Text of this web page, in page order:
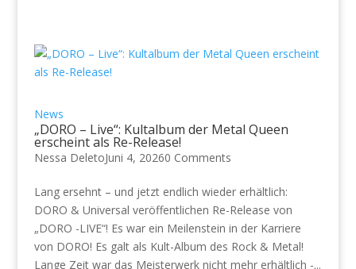
News
„DORO – Live“: Kultalbum der Metal Queen
erscheint als Re-Release!
Nessa DeletoJuni 4, 20260 Comments
Lang ersehnt – und jetzt endlich wieder erhältlich:
DORO & Universal veröffentlichen Re-Release von
„DORO -LIVE“! Es war ein Meilenstein in der Karriere
von DORO! Es galt als Kult-Album des Rock & Metal!
Lange Zeit war das Meisterwerk nicht mehr erhältlich -...